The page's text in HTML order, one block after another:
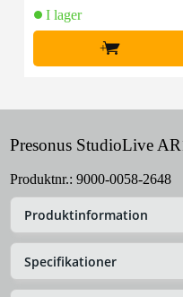
I lager
+
Presonus StudioLive
Produktnr.: 9000-0058-2648
Produktinformation
Specifikationer